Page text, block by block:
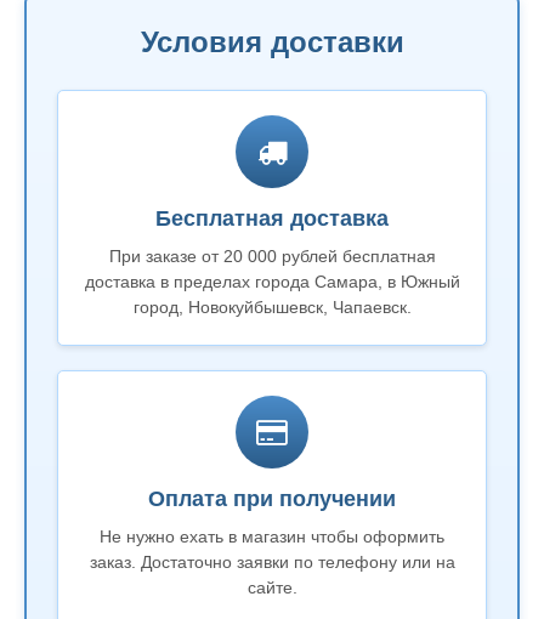
Условия доставки
Бесплатная доставка
При заказе от 20 000 рублей бесплатная
доставка в пределах города Самара, в Южный
город, Новокуйбышевск, Чапаевск.
Оплата при получении
Не нужно ехать в магазин чтобы оформить
заказ. Достаточно заявки по телефону или на
сайте.